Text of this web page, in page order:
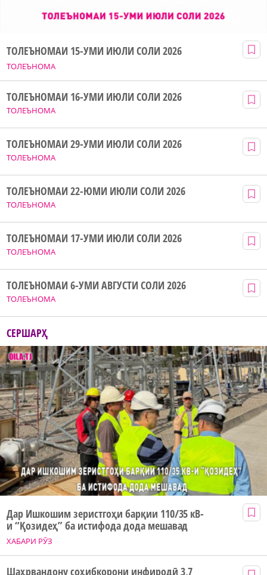
ТОЛЕЪНОМА
ТОЛЕЪНОМАИ 15-УМИ ИЮЛИ СОЛИ 2026
ТОЛЕЪНОМА
ТОЛЕЪНОМАИ 16-УМИ ИЮЛИ СОЛИ 2026
ТОЛЕЪНОМА
ТОЛЕЪНОМАИ 29-УМИ ИЮЛИ СОЛИ 2026
ТОЛЕЪНОМА
ТОЛЕЪНОМАИ 22-ЮМИ ИЮЛИ СОЛИ 2026
ТОЛЕЪНОМА
ТОЛЕЪНОМАИ 17-УМИ ИЮЛИ СОЛИ 2026
ТОЛЕЪНОМА
ТОЛЕЪНОМАИ 6-УМИ АВГУСТИ СОЛИ 2026
СЕРШАРҲ
ХАБАРИ РӮЗ
Дар Ишкошим зеристгоҳи барқии 110/35 кВ-
и “Қозидеҳ” ба истифода дода мешавад
Шаҳрвандону соҳибкорони инфиродӣ 3,7